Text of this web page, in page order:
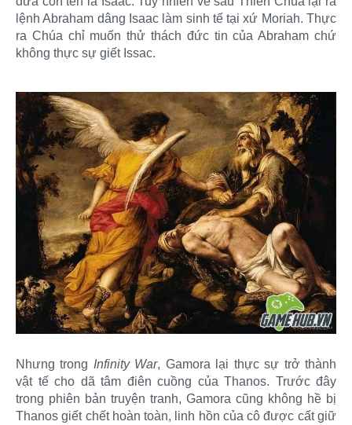
lệnh Abraham dâng Isaac làm sinh tế tại xứ Moriah. Thực
ra Chúa chỉ muốn thử thách đức tin của Abraham chứ
không thực sự giết Issac.
Nhưng trong Infinity War, Gamora lại thực sự trở thành
vật tế cho dã tâm điên cuồng của Thanos. Trước đây
trong phiên bản truyện tranh, Gamora cũng không hề bị
Thanos giết chết hoàn toàn, linh hồn của cô được cất giữ